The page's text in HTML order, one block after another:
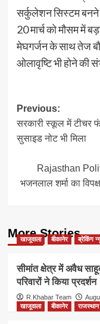
सर्कुलेशन सि​स्टम
20 मार्च को मौसम में
मेघगर्जन के साथ तेज
ओलावृष्टि भी होने की
Post
Previous:
सरकारी स्कूल में टीचर
सुसाइड नोट भी मिला
Rajasthan
भजनलाल शर्मा का
More Stories
खाजूवाला बीकानेर ब्रेकिंग
सीमांत क्षेत्र में अवैध
परिवारों ने किया प्रदर्शन
R.Khabar Team
खाजूवाला
बीकानेर राजस्थान